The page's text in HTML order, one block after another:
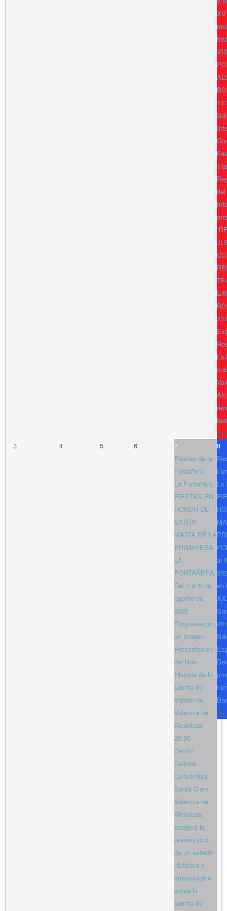
La
3
4 5 6
7
Fiestas de la
Fontañera
La Fontañera
FIESTAS EN
HONOR DE
SANTA
MARÍA DE LA
PRIMAVERA
LA
FONTAÑERA
Del 7 al 9 de
agosto de
2026
Programación
en imagen
Presentación
del libro
Historia de la
Ermita de
Valbón de
Valencia de
Alcántara
20:30
Centro
Cultural
Conventual
Santa Clara
Valencia de
Alcántara
acogerá la
presentación
de un estudio
histórico y
arqueológico
sobre la
Ermita de
8
La
al
en